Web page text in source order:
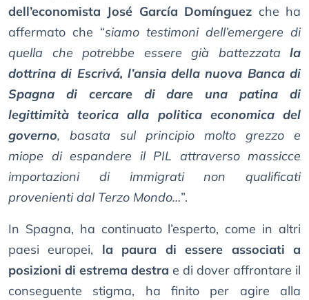
dell’economista José García Domínguez che ha
affermato che “siamo testimoni dell’emergere di
quella che potrebbe essere già battezzata la
dottrina di Escrivá, l’ansia della nuova Banca di
Spagna di cercare di dare una patina di
legittimità teorica alla politica economica del
governo, basata sul principio molto grezzo e
miope di espandere il PIL attraverso massicce
importazioni di immigrati non qualificati
provenienti dal Terzo Mondo…”.
In Spagna, ha continuato l’esperto, come in altri
paesi europei, la paura di essere associati a
posizioni di estrema destra e di dover affrontare il
conseguente stigma, ha finito per agire alla